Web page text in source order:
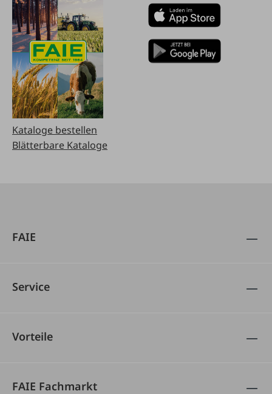
Kataloge bestellen
Blätterbare Kataloge
FAIE
Service
Vorteile
FAIE Fachmarkt